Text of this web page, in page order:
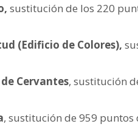
sustitución de los 220
(Edificio de Colores),
Cervantes, sustitución
, sustitución de 959 puntos